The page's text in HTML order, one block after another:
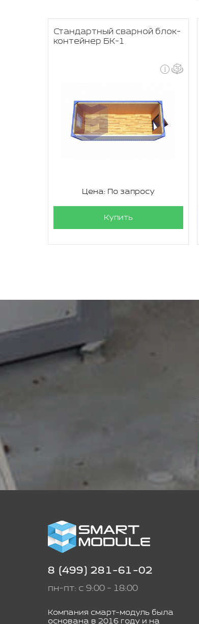
Стандартный сварной блок-
контейнер БК-1
Цена: По запросу
Купить
8 (499) 281-61-02
пн-пт: с 9:00 - 18:00
Компания смарт-модуль была
основана в 2016 году и на